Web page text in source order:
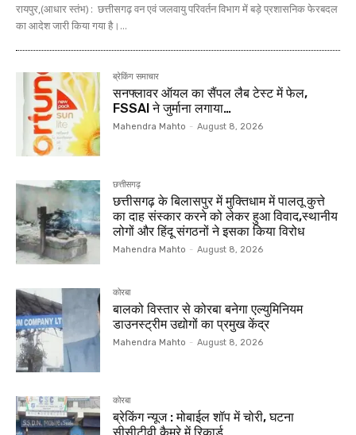
रायपुर,(आधार स्तंभ) : छत्तीसगढ़ वन एवं जलवायु परिवर्तन विभाग में बड़े प्रशासनिक फेरबदल
का आदेश जारी किया गया है।...
ब्रेकिंग समाचार
सनफ्लावर ऑयल का सैंपल लैब टेस्ट में फेल,
FSSAI ने जुर्माना लगाया…
Mahendra Mahto - August 8, 2026
छत्तीसगढ़
छत्तीसगढ़ के बिलासपुर में मुक्तिधाम में पालतू कुत्ते
का दाह संस्कार करने को लेकर हुआ विवाद,स्थानीय
लोगों और हिंदू संगठनों ने इसका किया विरोध
Mahendra Mahto - August 8, 2026
कोरबा
बालको विस्तार से कोरबा बनेगा एल्युमिनियम
डाउनस्ट्रीम उद्योगों का प्रमुख केंद्र
Mahendra Mahto - August 8, 2026
कोरबा
ब्रेकिंग न्यूज : मोबाईल शॉप में चोरी, घटना